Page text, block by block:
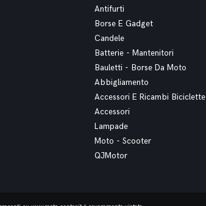
Antifurti
Borse E Gadget
Candele
Batterie - Mantenitori
Bauletti - Borse Da Moto
Abbigliamento
Accessori E Ricambi Biciclette
Accessori
Lampade
Moto - Scooter
QJMotor